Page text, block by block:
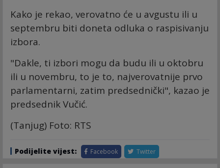
Kako je rekao, verovatno će u avgustu ili u
septembru biti doneta odluka o raspisivanju
izbora.
"Dakle, ti izbori mogu da budu ili u oktobru
ili u novembru, to je to, najverovatnije prvo
parlamentarni, zatim predsednički", kazao je
predsednik Vučić.
(Tanjug) Foto: RTS
Podijelite vijest: Facebook Twitter